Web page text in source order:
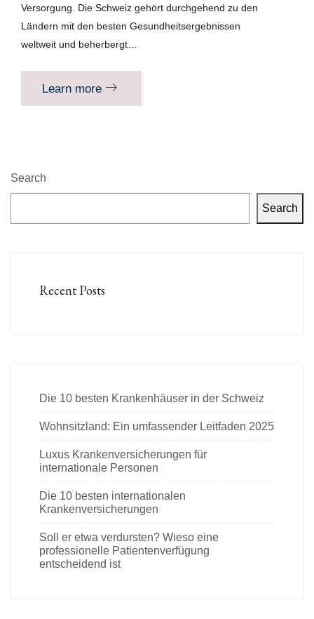
Versorgung. Die Schweiz gehört durchgehend zu den
Ländern mit den besten Gesundheitsergebnissen
weltweit und beherbergt…
Learn more
Search
Search
Recent Posts
Die 10 besten Krankenhäuser in der Schweiz
Wohnsitzland: Ein umfassender Leitfaden 2025
Luxus Krankenversicherungen für
internationale Personen
Die 10 besten internationalen
Krankenversicherungen
Soll er etwa verdursten? Wieso eine
professionelle Patientenverfügung
entscheidend ist